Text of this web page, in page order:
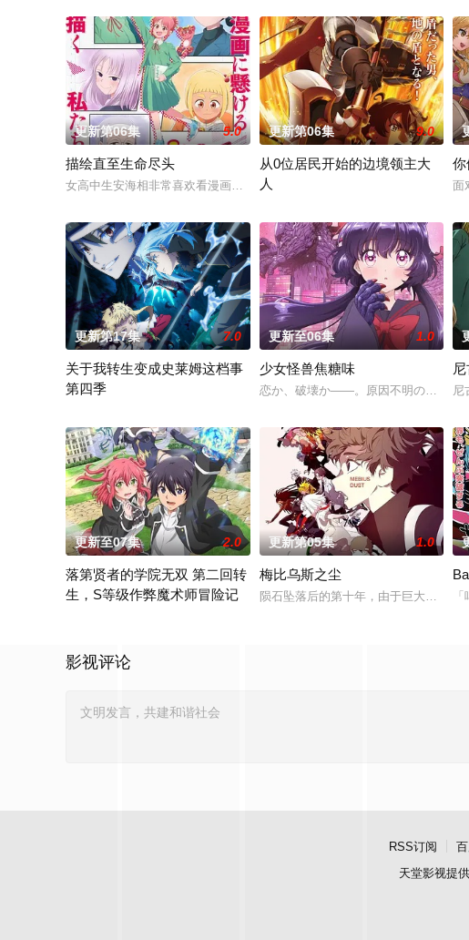
更新第06集 5.0
描绘直至生命尽头
女高中生安海相非常喜欢看漫画，尤其是 ☆野0 的《机器太与狸太》。国文
更新第06集 9.0
从0位居民开始的边境领主大
人
你
面
更新第17集 7.0
关于我转生变成史莱姆这档事
第四季
更新至06集 1.0
少女怪兽焦糖味
恋か、破壊か――。原因不明の病に悩尼
更新至07集 2.0
落第贤者的学院无双 第二回转
生，S等级作弊魔术师冒险记
更新第05集 1.0
梅比乌斯之尘
陨石坠落后的第十年，由于巨大结晶释
影视评论
RSS订阅
天堂影视提